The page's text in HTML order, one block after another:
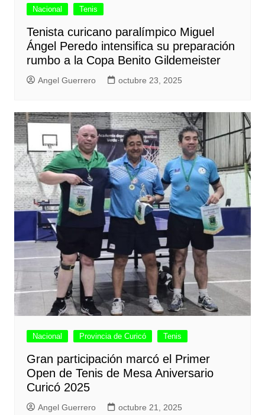
Nacional Tenis
Tenista curicano paralímpico Miguel
Ángel Peredo intensifica su preparación
rumbo a la Copa Benito Gildemeister
Angel Guerrero octubre 23, 2025
Nacional Provincia de Curicó Tenis
Gran participación marcó el Primer
Open de Tenis de Mesa Aniversario
Curicó 2025
Angel Guerrero octubre 21, 2025